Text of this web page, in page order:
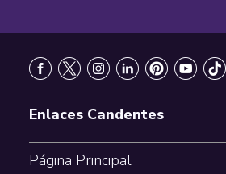
Enlaces Candentes
Página Principal